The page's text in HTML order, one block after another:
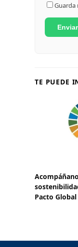
Guarda
TE PUEDE
Pacto